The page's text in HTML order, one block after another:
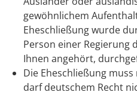
gewöhnlichem
Eheschließung wurde
Person einer Regierung
Ihnen angehört,
Die Eheschließung
darf deutschem Recht